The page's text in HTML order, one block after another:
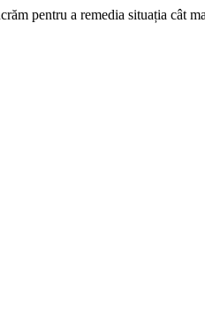
pentru a remedia situația cât